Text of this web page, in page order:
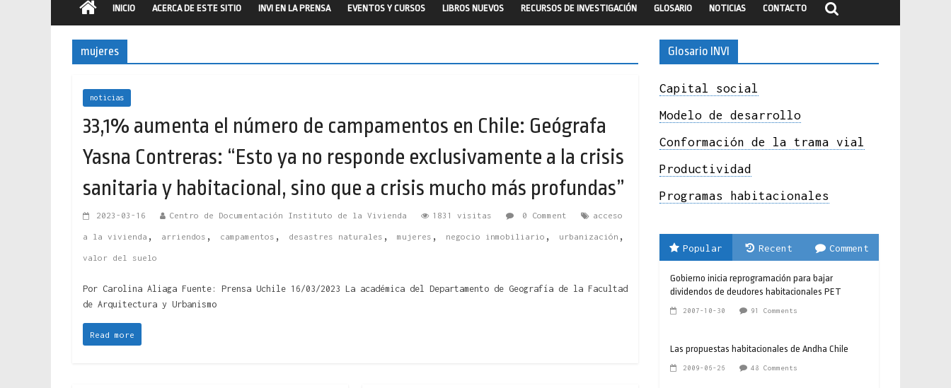
INICIO ACERCA DE ESTE SITIO INVI EN LA PRENSA EVENTOS Y CURSOS LIBROS NUEVOS RECURSOS DE INVESTIGACIÓN GLOSARIO NOTICIAS CONTACTO
mujeres
noticias
33,1% aumenta el número de campamentos en Chile: Geógrafa
Yasna Contreras: “Esto ya no responde exclusivamente a la crisis
sanitaria y habitacional, sino que a crisis mucho más profundas”
2023-03-16 Centro de Documentación Instituto de la Vivienda 1831 visitas 0 Comment acceso
a la vivienda , arriendos , campamentos , desastres naturales , mujeres , negocio inmobiliario , urbanización ,
valor del suelo
Por Carolina Aliaga Fuente: Prensa Uchile 16/03/2023 La académica del Departamento de Geografía de la Facultad
de Arquitectura y Urbanismo
Read more
Glosario INVI
Capital social
Modelo de desarrollo
Conformación de la trama vial
Productividad
Programas habitacionales
Popular Recent Comment
Gobierno inicia reprogramación para bajar
dividendos de deudores habitacionales PET
2007-10-30 91 Comments
Las propuestas habitacionales de Andha Chile
2009-06-26 48 Comments